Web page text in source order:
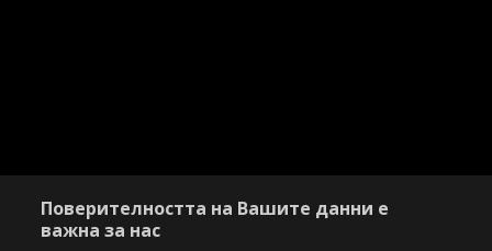
Поверителността на Вашите данни е
важна за нас